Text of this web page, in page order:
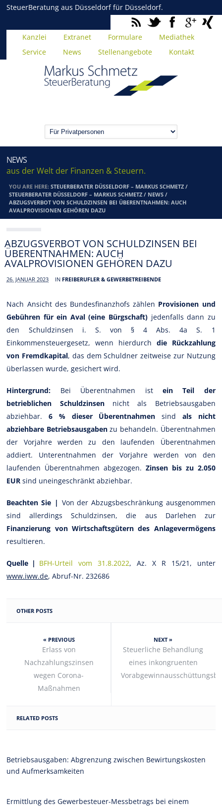
SteuerBeratung aus Düsseldorf für Düsseldorf.
Kanzlei Extranet Formulare
Mediathek
Service
News Stellenangebote Kontakt
NEWS
aus der Welt der Finanzen & Steuern.
YOU ARE HERE:STEUERBERATER DÜSSELDORF – MARKUS SCHMETZ /
STEUERBERATER DÜSSELDORF – MARKUS SCHMETZ / NEWS /
ABZUGSVERBOT VON SCHULDZINSEN BEI ÜBERENTNAHMEN: AUCH
AVALPROVISIONEN GEHÖREN DAZU
ABZUGSVERBOT VON SCHULDZINSEN BEI
ÜBERENTNAHMEN: AUCH
AVALPROVISIONEN GEHÖREN DAZU
26. JANUAR 2023 IN FREIBERUFLER & GEWERBETREIBENDE
Nach Ansicht des Bundesfinanzhofs zählen Provisionen und
Gebühren für ein Aval (eine Bürgschaft) jedenfalls dann zu
den Schuldzinsen i. S. von § 4 Abs. 4a S. 1
Einkommensteuergesetz, wenn hierdurch die Rückzahlung
von Fremdkapital, das dem Schuldner zeitweise zur Nutzung
überlassen wurde, gesichert wird.
Hintergrund: Bei Überentnahmen istein Teil der
betrieblichen Schuldzinsen nicht als Betriebsausgaben
abziehbar.6 % dieser Überentnahmen sind als nicht
abziehbare Betriebsausgabenzu behandeln. Überentnahmen
der Vorjahre werden zu den laufenden Überentnahmen
addiert. Unterentnahmen der Vorjahre werden von den
laufenden Überentnahmen abgezogen. Zinsen bis zu 2.050
EURsind uneingeschränkt abziehbar.
Beachten Sie | Von der Abzugsbeschränkung ausgenommen
sind allerdings Schuldzinsen, die aus Darlehen zur
Finanzierung von Wirtschaftsgütern des Anlagevermögens
resultieren.
Quelle | BFH-Urteil vom 31.8.2022, Az. X R 15/21, unter
www.iww.de, Abruf-Nr. 232686
OTHER POSTS
« PREVIOUS
Erlass von
Nachzahlungszinsen
wegen Corona-
Maßnahmen
NEXT »
Steuerliche Behandlung
eines inkongruenten
RELATED POSTS
Betriebsausgaben: Abgrenzung zwischen Bewirtungskosten
und Aufmerksamkeiten
Ermittlung des Gewerbesteuer-Messbetrags bei einem